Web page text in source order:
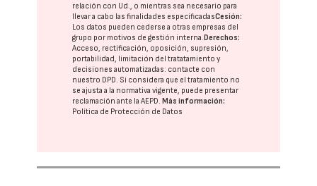
relación con Ud., o mientras sea necesario para
llevar a cabo las finalidades especificadasCesión:
Los datos pueden cederse a otras empresas del
grupo por motivos de gestión interna.Derechos:
Acceso, rectificación, oposición, supresión,
portabilidad, limitación del tratatamiento y
decisiones automatizadas: contacte con
nuestro DPD . Si considera que el tratamiento no
se ajusta a la normativa vigente, puede presentar
reclamación ante laAEPD .Más información:
Política de Protección de Datos